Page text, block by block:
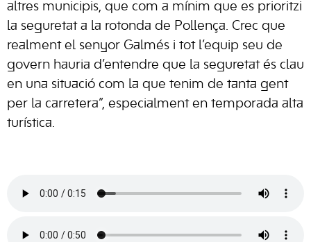
altres municipis, que com a mínim que es prioritzi
la seguretat a la rotonda de Pollença. Crec que
realment el senyor Galmés i tot l’equip seu de
govern hauria d’entendre que la seguretat és clau
en una situació com la que tenim de tanta gent
per la carretera”, especialment en temporada alta
turística.